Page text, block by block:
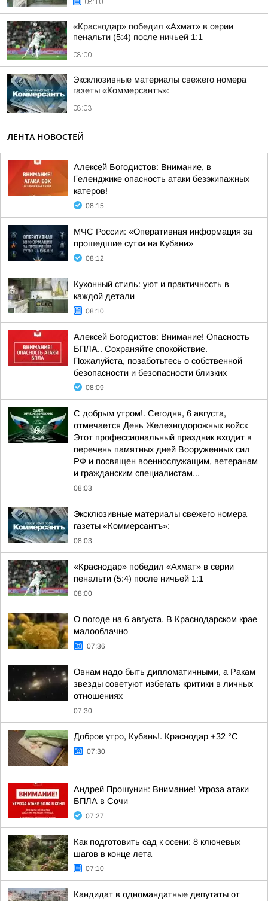
08:10
«Краснодар» победил «Ахмат» в серии
пенальти (5:4) после ничьей 1:1
08:00
Эксклюзивные материалы свежего номера
газеты «Коммерсантъ»:
08:03
ЛЕНТА НОВОСТЕЙ
Алексей Богодистов: Внимание, в
Геленджике опасность атаки безэкипажных
катеров!
08:15
МЧС России: «Оперативная информация за
прошедшие сутки на Кубани»
08:12
Кухонный стиль: уют и практичность в
каждой детали
08:10
Алексей Богодистов: Внимание! Опасность
БПЛА.. Сохраняйте спокойствие.
Пожалуйста, позаботьтесь о собственной
безопасности и безопасности близких
08:09
С добрым утром!. Сегодня, 6 августа,
отмечается День Железнодорожных войск
Этот профессиональный праздник входит в
перечень памятных дней Вооруженных сил
РФ и посвящен военнослужащим, ветеранам
и гражданским специалистам...
08:03
Эксклюзивные материалы свежего номера
газеты «Коммерсантъ»:
08:03
«Краснодар» победил «Ахмат» в серии
пенальти (5:4) после ничьей 1:1
08:00
О погоде на 6 августа. В Краснодарском крае
малооблачно
07:36
Овнам надо быть дипломатичными, а Ракам
звезды советуют избегать критики в личных
отношениях
07:30
Доброе утро, Кубань!. Краснодар +32 °С
07:30
Андрей Прошунин: Внимание! Угроза атаки
БПЛА в Сочи
07:27
Как подготовить сад к осени: 8 ключевых
шагов в конце лета
07:10
Кандидат в одномандатные депутаты от